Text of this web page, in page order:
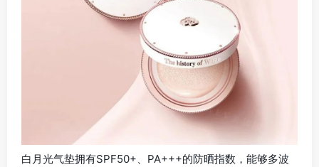
白月光气垫拥有SPF50+、PA+++的防晒指数，能够多波